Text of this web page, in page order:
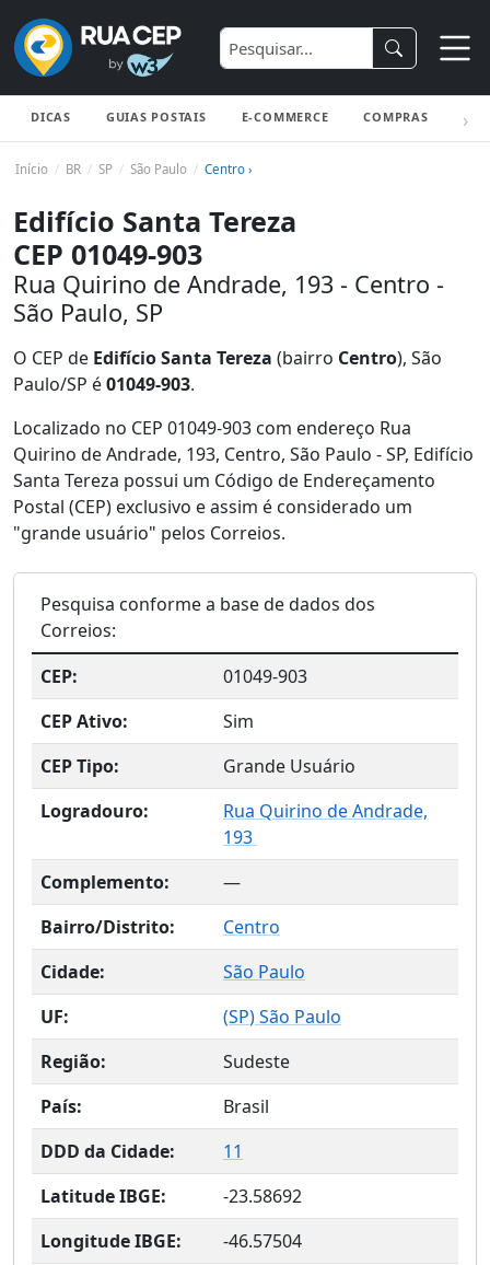
DICAS GUIAS POSTAIS E-COMMERCE COMPRAS
Início BR SP São Paulo Centro ›
Edifício Santa Tereza
CEP 01049-903
Rua Quirino de Andrade, 193 - Centro -
São Paulo, SP
O CEP de Edifício Santa Tereza (bairro Centro), São
Paulo/SP é01049-903.
Localizado no CEP 01049-903 com endereço Rua
Quirino de Andrade, 193, Centro, São Paulo - SP, Edifício
Santa Tereza possui um Código de Endereçamento
Postal (CEP) exclusivo e assim é considerado um
"grande usuário" pelos Correios.
Pesquisa conforme a base de dados dos
Correios:
CEP:
01049-903
CEP Ativo:
Sim
CEP Tipo:
Grande Usuário
Logradouro:
Rua Quirino de Andrade,
193
Complemento:
—
Bairro/Distrito:
Centro
Cidade:
São Paulo
UF:
(SP) São Paulo
Região:
Sudeste
País:
Brasil
DDD da Cidade:
11
Latitude IBGE:
-23.58692
Longitude IBGE:
-46.57504